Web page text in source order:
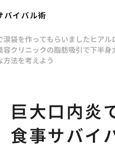
バイバル術
涙袋を作ってもらいましたヒアル
容クリニックの脂肪吸引で下半身
法を考えよう
巨大口内炎
食事サバイ